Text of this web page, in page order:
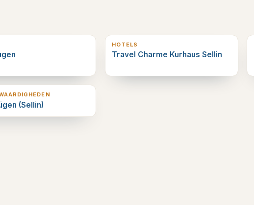
HOTELS
Travel Charme Kurhaus Sellin
(Sellin)